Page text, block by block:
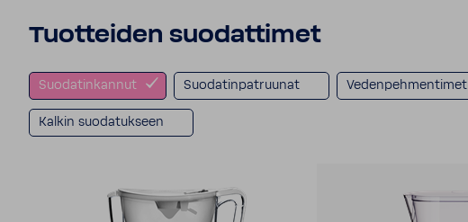
Tuotteiden suodattimet
Suodatinkannut Suodatinpatruunat Vedenpehmentimet
Kalkin suodatukseen